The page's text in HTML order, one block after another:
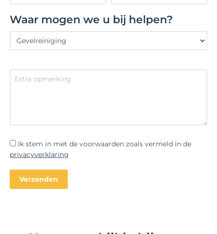
Waar mogen we u bij helpen?
Ik stem in met de voorwaarden zoals vermeld in de
privacyverklaring